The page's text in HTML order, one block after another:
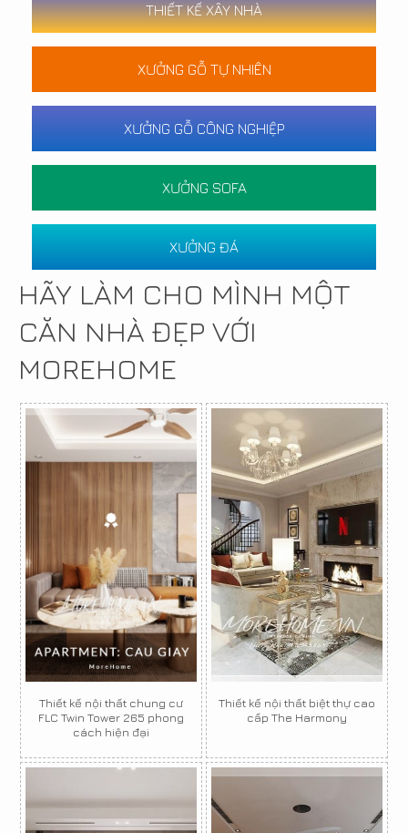
THIẾT KẾ XÂY NHÀ
XƯỞNG GỖ TỰ NHIÊN
XƯỞNG GỖ CÔNG NGHIỆP
XƯỞNG SOFA
XƯỞNG ĐÁ
HÃY LÀM CHO MÌNH MỘT
CĂN NHÀ ĐẸP VỚI
MOREHOME
Thiết kế nội thất chung cư
FLC Twin Tower 265 phong
cách hiện đại
Thiết kế nội thất biệt thự cao
cấp The Harmony